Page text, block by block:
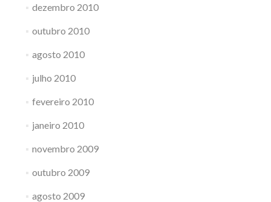
dezembro 2010
outubro 2010
agosto 2010
julho 2010
fevereiro 2010
janeiro 2010
novembro 2009
outubro 2009
agosto 2009